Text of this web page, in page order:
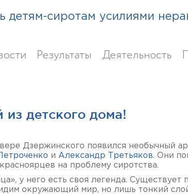
детям-сиротам усилиями
Результаты Деятельность
из детского дома!
Дзержинского появился необычный
и Александр Третьяков. Они
на проблему сиротства.
у него есть своя легенда. Существует
окружающий мир, но лишь тонкий